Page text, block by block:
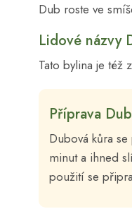
Dub roste ve
Lidové názvy
Tato bylina je též
Příprava
Dubová kůra
minut a ihned
použití se